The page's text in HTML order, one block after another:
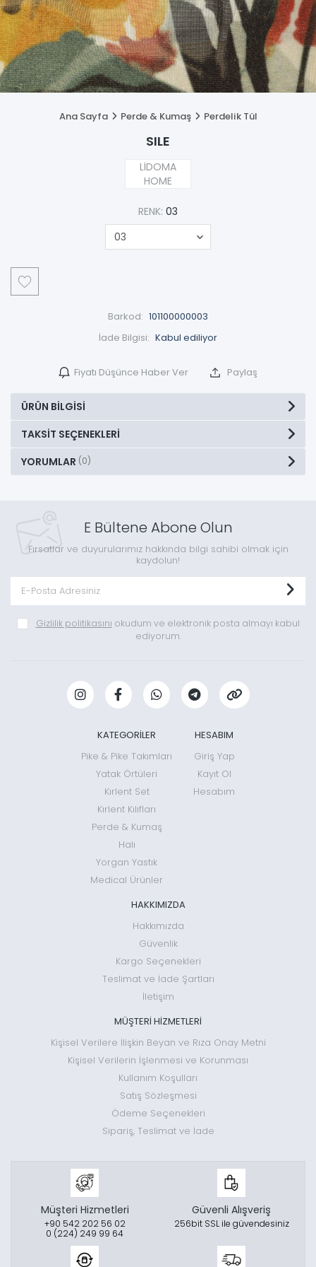
Ana Sayfa Perde & Kumaş Perdelik Tül
SILE
LİDOMA
HOME
RENK: 03
Barkod: 101100000003
İade Bilgisi:
Fiyatı Düşünce Haber Ver Paylaş
ÜRÜN BILGISI
TAKSIT SEÇENEKLERI
YORUMLAR (0)
E Bültene Abone Olun
Fırsatlar ve duyurularımız hakkında bilgi sahibi olmak için
kaydolun!
Gizlilik politikasını okudum ve elektronik posta almayı kabul
ediyorum.
KATEGORİLER
Pike & Pike Takımları
Yatak Örtüleri
Kırlent Set
Kırlent Kılıfları
Perde & Kumaş
Halı
Yorgan Yastık
Medical Ürünler
HESABIM
Giriş Yap
Kayıt Ol
Hesabım
HAKKIMIZDA
Hakkımızda
Güvenlik
Kargo Seçenekleri
Teslimat ve İade Şartları
İletişim
MÜŞTERİ HİZMETLERİ
Kişisel Verilere İlişkin Beyan ve Rıza Onay Metni
Kişisel Verilerin İşlenmesi ve Korunması
Kullanım Koşulları
Satış Sözleşmesi
Ödeme Seçenekleri
Sipariş, Teslimat ve İade
Müşteri Hizmetleri
+90 542 202 56 02
0 (224) 249 99 64
Güvenli Alışveriş
256bit SSL ile güvendesiniz